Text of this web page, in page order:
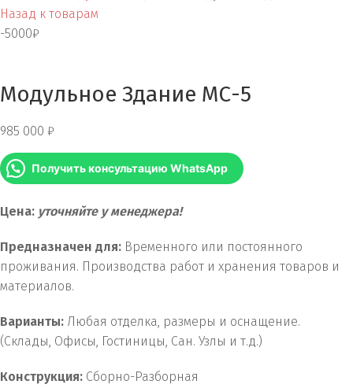
Назад к товарам
-5000₽
Модульное Здание МС-5
985 000 ₽
Получить консультацию WhatsApp
Цена: уточняйте у менеджера!
Предназначен для: Временного или постоянного
проживания. Производства работ и хранения товаров и
материалов.
Варианты: Любая отделка, размеры и оснащение.
(Склады, Офисы, Гостиницы, Сан. Узлы и т.д.)
Конструкция: Сборно-Разборная